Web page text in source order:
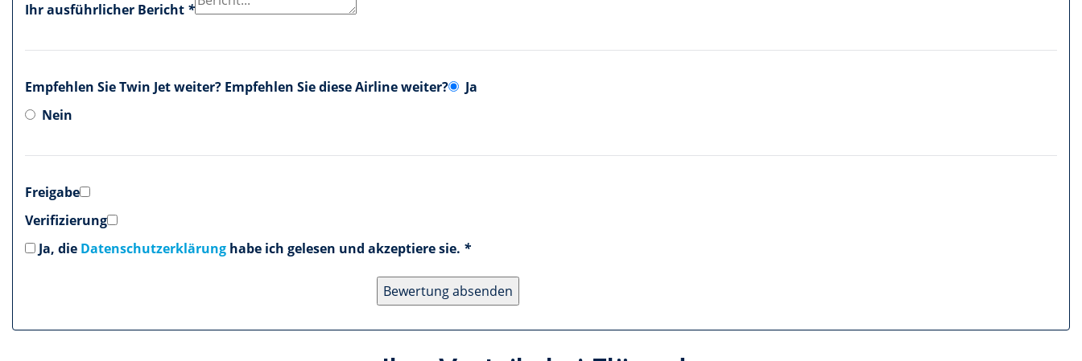
Ihr ausführlicher Bericht *
Empfehlen Sie Twin Jet weiter? Empfehlen Sie diese Airline weiter?
Ja
Nein
Freigabe
Verifizierung
Ja, die Datenschutzerklärung habe ich gelesen und akzeptiere sie. *